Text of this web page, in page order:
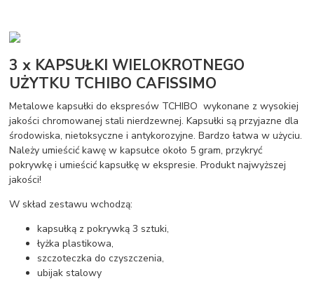
3 x KAPSUŁKI WIELOKROTNEGO
UŻYTKU TCHIBO CAFISSIMO
Metalowe kapsułki do ekspresów TCHIBO wykonane z wysokiej
jakości chromowanej stali nierdzewnej. Kapsułki są przyjazne dla
środowiska, nietoksyczne i antykorozyjne. Bardzo łatwa w użyciu.
Należy umieścić kawę w kapsułce około 5 gram, przykryć
pokrywkę i umieścić kapsułkę w ekspresie. Produkt najwyższej
jakości!
W skład zestawu wchodzą:
kapsułką z pokrywką 3 sztuki,
łyżka plastikowa,
szczoteczka do czyszczenia,
ubijak stalowy